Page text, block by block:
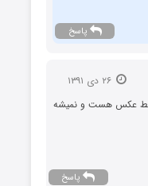
پاسخ
۲۶ دی ۱۳۹۱
فقط عکس هست و نمیشه
پاسخ